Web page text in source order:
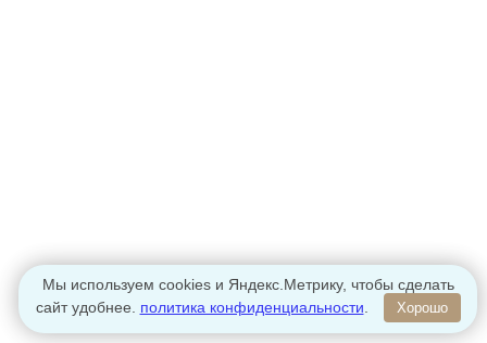
Мы используем cookies и Яндекс.Метрику, чтобы сделать
сайт удобнее. политика конфиденциальности Хорошо